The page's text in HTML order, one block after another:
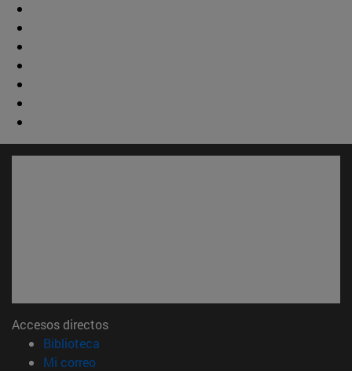
Accesos directos
Biblioteca
Mi correo(abre en nueva ventana)